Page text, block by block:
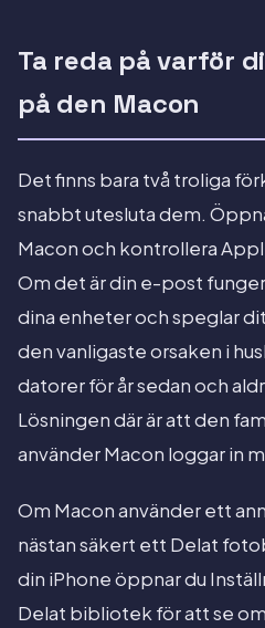
Ta reda på varför
på den Macon
Det finns bara två troliga
snabbt utesluta dem.
Macon och kontrollera
Om det är din e-post
dina enheter och speglar
den vanligaste orsaken i
datorer för år sedan och
Lösningen där är att den
använder Macon loggar in
Om Macon använder ett
nästan säkert ett Delat
din iPhone öppnar du
Delat bibliotek för att se